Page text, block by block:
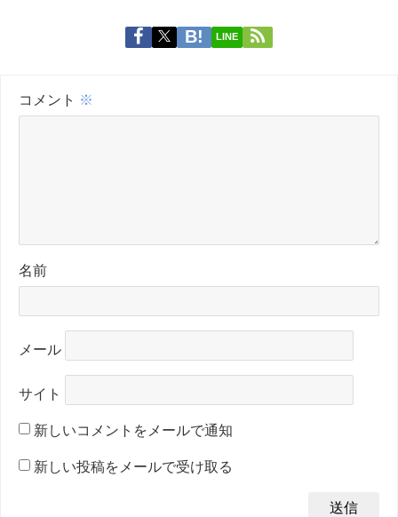
LINE
コメント ※
名前
メール
サイト
新しいコメントをメールで通知
新しい投稿をメールで受け取る